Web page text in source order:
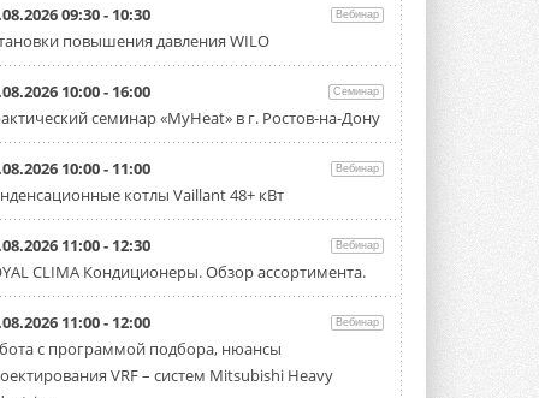
«РУСКЛИМАТ Fest 2026» в Уфе
собрал свыше 700 профи
климатической отрасли
Организатором выступил торгово-
производственный холдинг ...
3 АВГУСТА 2026
«Датарк» испытал модульный
ЦОД с плотностью 54 кВт на
стойку
Испытания прошли на собственной
производственной площадке и были ...
3 АВГУСТА 2026
Samsung выпускает VRF-
систему DVM на R32
Линейка включает семь типоразмеров
производительностью от 22,4 до 56 кВт.
09:30 - 10:30 Вебинар
повышения давления WILO
10:00 - 16:00 Семинар
семинар «MyHeat» в г. Ростов-на-Дону
10:00 - 11:00 Вебинар
котлы Vaillant 48+ кВт
11:00 - 12:30 Вебинар
CLIMA Кондиционеры. Обзор ассортимента.
11:00 - 12:00 Вебинар
с программой подбора, нюансы
VRF – систем Mitsubishi Heavy